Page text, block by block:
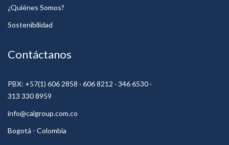
¿Quiénes Somos?
Sostenibilidad
Contáctanos
PBX: +57(1) 606 2858 · 606 8212 · 346 6530 ·
313 330 8959
info@calgroup.com.co
Bogotá - Colombia